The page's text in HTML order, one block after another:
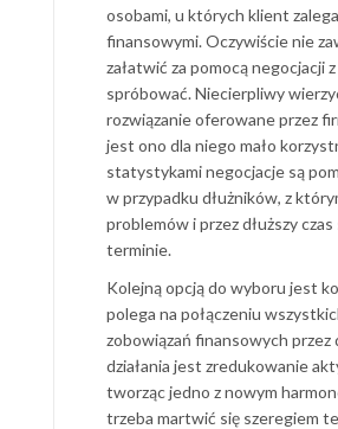
osobami, u których klient
finansowymi. Oczywiście nie
załatwić za pomocą negocjacji
spróbować. Niecierpliwy
rozwiązanie oferowane przez
jest ono dla niego mało
statystykami negocjacje są
w przypadku dłużników, z
problemów i przez dłuższy
terminie.
Kolejną opcją do wyboru jest
polega na połączeniu
zobowiązań finansowych przez
działania jest zredukowanie
tworząc jedno z nowym
trzeba martwić się szeregiem